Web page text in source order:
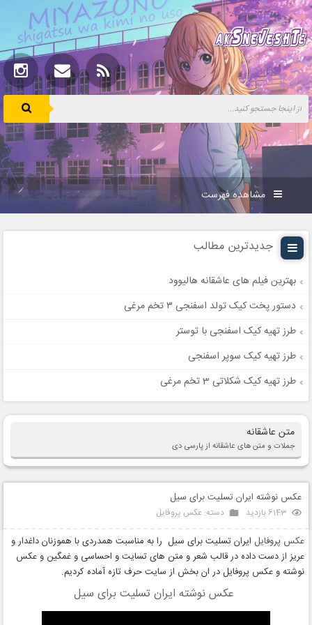
مشاهده فهرست
جدیدترین مطالب
بهترین فیلم های عاشقانه هالیوود
دستور پخت کیک تولد اسفنجی ۳ تخم مرغی
طرز تهیه کیک اسفنجی با توستر
طرز تهیه کیک سوپر اسفنجی
طرز تهیه کیک شکلاتی 3 تخم مرغی
متن عاشقانه
جملات و متن های عاشقانه از پارسی دی
عکس نوشته ایران تسلیت برای سیل
6143 بازدید دسته: عکس پروفایل
عکس پروفایل ایران تسلیت برای سیل را به مناسبت همدردی با هموزنان داغدار و
عریز از دست داده در قالب شعر و متن های تسایت و احساسی و غمگین و عکس
نوشته و عکس پروفایل در ان بخش از سایت حرف تازه آماده کردیم.
عکس نوشته ایران تسلیت برای سیل